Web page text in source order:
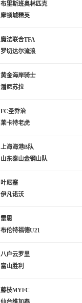
布里斯班奥林匹克
摩顿城精英
魔法联合TFA
罗切达尔流浪
黄金海岸骑士
潘尼苏拉
FC圣乔治
莱卡特老虎
上海海港B队
山东泰山金钢山队
叶尼塞
伊凡诺沃
雷恩
布伦特福德U21
八户云罗里
富山胜利
藤枝MYFC